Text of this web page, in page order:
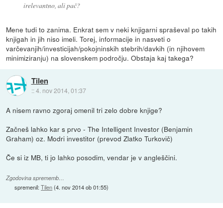
irelevantno, ali pač?
Mene tudi to zanima. Enkrat sem v neki knjigarni spraševal po takih
knjigah in jih niso imeli. Torej, informacije in nasveti o
varčevanjih/investicijah/pokojninskih stebrih/davkih (in njihovem
minimiziranju) na slovenskem področju. Obstaja kaj takega?
Tilen
::4. nov 2014, 01:37
A nisem ravno zgoraj omenil tri zelo dobre knjige?
Začneš lahko kar s prvo - The Intelligent Investor (Benjamin
Graham) oz. Modri investitor (prevod Zlatko Turkovič)
Če si iz MB, ti jo lahko posodim, vendar je v angleščini.
Zgodovina sprememb…
spremenil:Tilen(4. nov 2014 ob 01:55)